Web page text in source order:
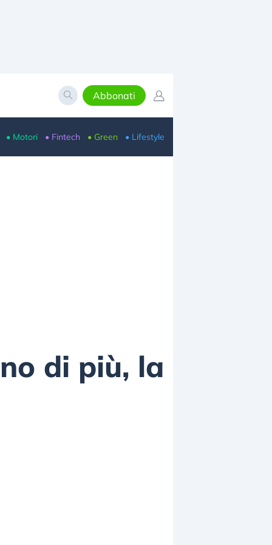
Abbonati
• Motori • Fintech • Green • Lifestyle
di più, la